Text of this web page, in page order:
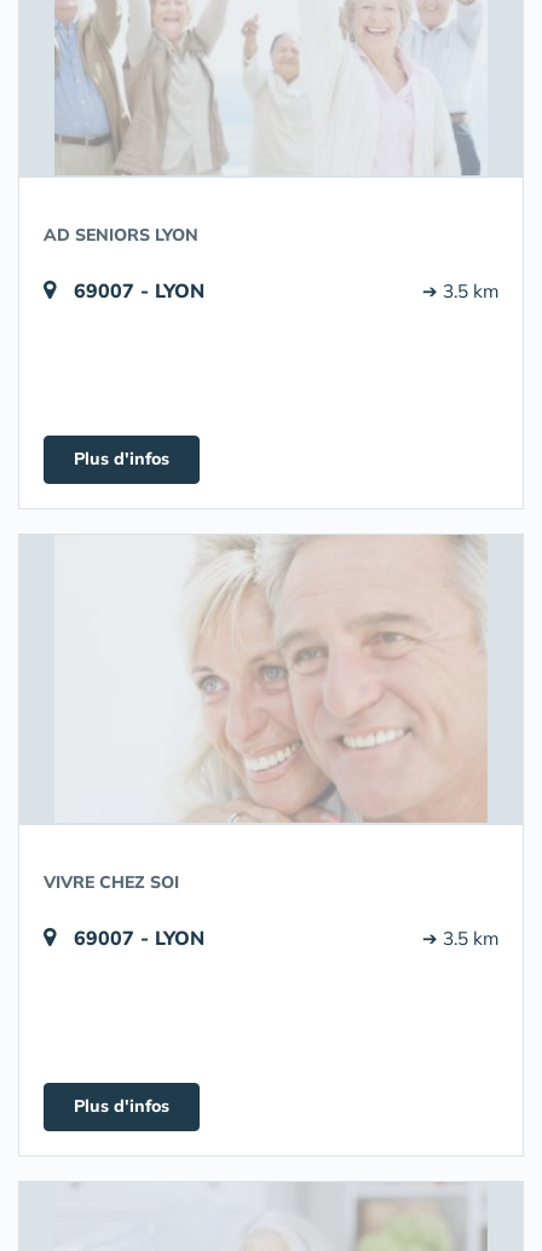
AD SENIORS LYON
69007 - LYON ➔ 3.5 km
Plus d'infos
VIVRE CHEZ SOI
69007 - LYON ➔ 3.5 km
Plus d'infos